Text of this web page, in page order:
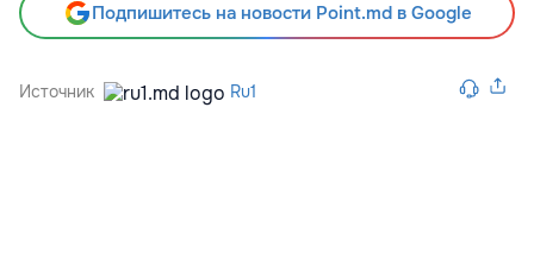
Подпишитесь на новости Point.md в Google
Источник Ru1